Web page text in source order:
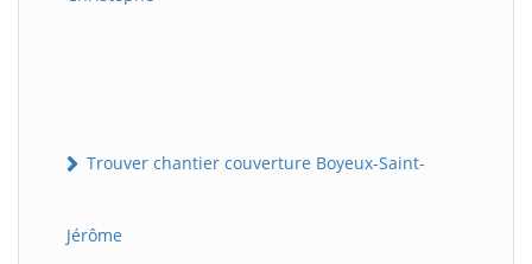
Trouver chantier couverture Boyeux-Saint-
Jérôme